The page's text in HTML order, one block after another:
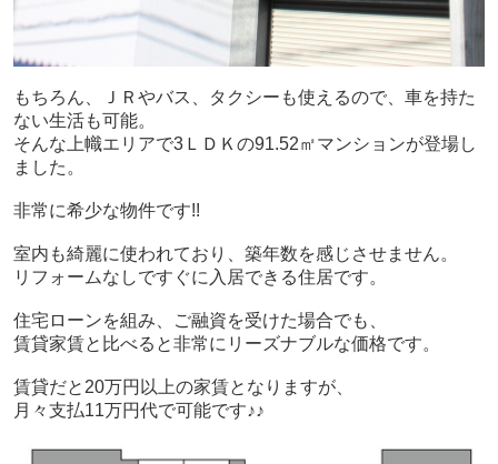
もちろん、ＪＲやバス、タクシーも使えるので、車を持た
ない生活も可能。
そんな上幟エリアで3ＬＤＫの91.52㎡マンションが登場し
ました。
非常に希少な物件です!!
室内も綺麗に使われており、築年数を感じさせません。
リフォームなしですぐに入居できる住居です。
住宅ローンを組み、ご融資を受けた場合でも、
賃貸家賃と比べると非常にリーズナブルな価格です。
賃貸だと20万円以上の家賃となりますが、
月々支払11万円代で可能です♪♪